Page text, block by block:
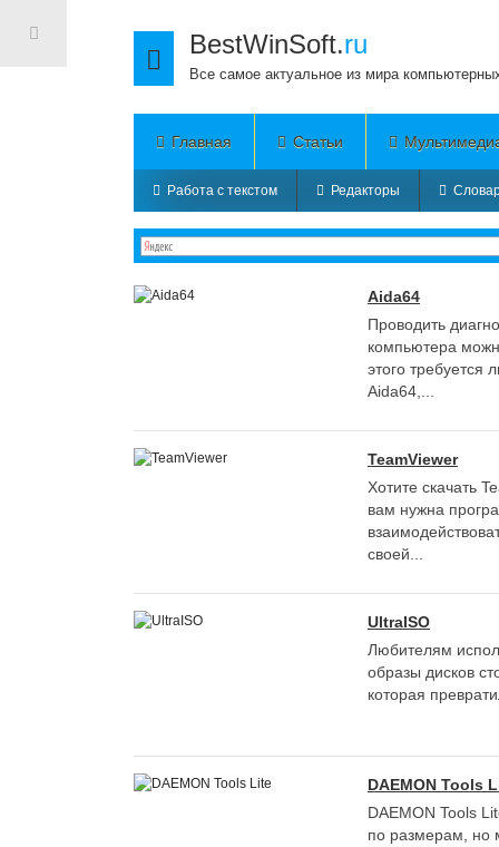
BestWinSoft.ru
Все самое актуальное из мира
Главная Статьи
Работа с текстом Редакторы
Aida64
Проводить
компьютера
этого требуется
Aida64,...
TeamViewer
Хотите скачать
вам нужна
своей...
UltraISO
Любителям
образы дисков
которая
DAEMON Tools
DAEMON Tools
по размерам,